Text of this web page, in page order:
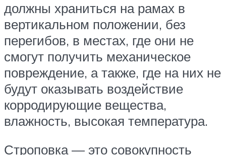
должны храниться на рамах в
вертикальном положении, без
перегибов, в местах, где они не
смогут получить механическое
повреждение, а также, где на них не
будут оказывать воздействие
корродирующие вещества,
влажность, высокая температура.
Строповка — это совокупность